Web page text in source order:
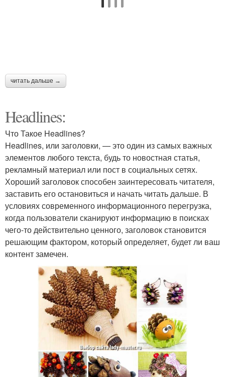
читать дальше →
Headlines:
Что Такое Headlines?
Headlines, или заголовки, — это один из самых важных
элементов любого текста, будь то новостная статья,
рекламный материал или пост в социальных сетях.
Хороший заголовок способен заинтересовать читателя,
заставить его остановиться и начать читать дальше. В
условиях современного информационного перегрузка,
когда пользователи сканируют информацию в поисках
чего-то действительно ценного, заголовок становится
решающим фактором, который определяет, будет ли ваш
контент замечен.